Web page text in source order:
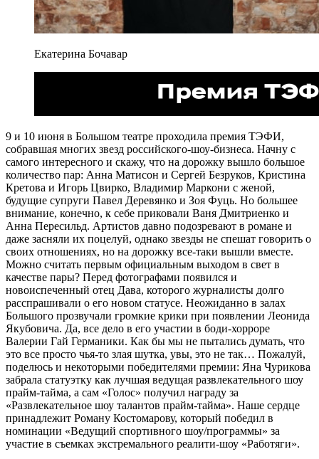
Екатерина Бочавар
9 и 10 июня в Большом театре проходила премия ТЭФИ,
собравшая многих звезд российского-шоу-бизнеса. Начну с
самого интересного и скажу, что на дорожку вышло большое
количество пар: Анна Матисон и Сергей Безруков, Кристина
Кретова и Игорь Цвирко, Владимир Маркони с женой,
будущие супруги Павел Деревянко и Зоя Фуць. Но большее
внимание, конечно, к себе приковали Ваня Дмитриенко и
Анна Пересильд. Артистов давно подозревают в романе и
даже засняли их поцелуй, однако звезды не спешат говорить о
своих отношениях, но на дорожку все-таки вышли вместе.
Можно считать первым официальным выходом в свет в
качестве пары? Перед фотографами появился и
новоиспеченный отец Дава, которого журналисты долго
расспрашивали о его новом статусе. Неожиданно в залах
Большого прозвучали громкие крики при появлении Леонида
Якубовича. Да, все дело в его участии в боди-хорроре
Валерии Гай Германики. Как бы мы не пытались думать, что
это все просто чья-то злая шутка, увы, это не так… Пожалуй,
поделюсь и некоторыми победителями премии: Яна Чурикова
забрала статуэтку как лучшая ведущая развлекательного шоу
прайм-тайма, а сам «Голос» получил награду за
«Развлекательное шоу талантов прайм-тайма». Наше сердце
принадлежит Роману Костомарову, который победил в
номинации «Ведущий спортивного шоу/программы» за
участие в съемках экстремального реалити-шоу «Работяги».